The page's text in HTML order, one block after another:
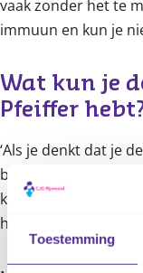
Toestemming
vaak zonder het te
immuun en kun je
Wat kun je
Pfeiffer
‘Als je denkt dat je
beste naar de
kan door een
hebt.